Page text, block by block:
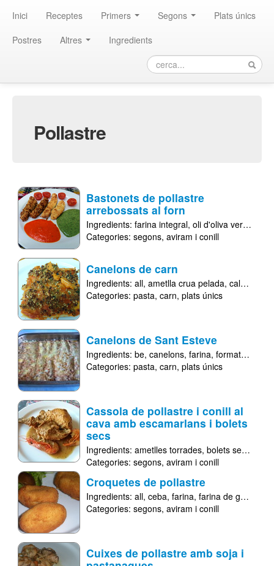
Inici Receptes Primers Segons
Plats únics
Postres
Altres Ingredients
pollastre
Bastonets de pollastre
arrebossats al forn
Ingredients: farina integral oli d'oliva verge extra
Categories: segons aviram i conill
Canelons de carn
Ingredients: all ametlla crua pelada caldo vegetal
Categories: pasta carn plats únics
Canelons de Sant Esteve
Ingredients: be canelons farina formatge emmental
Categories: pasta carn plats únics
Cassola de pollastre i conill al
cava amb escamarlans i bolets
secs
Ingredients: ametlles torrades bolets secs
Categories: segons aviram i conill
Croquetes de pollastre
Ingredients: all ceba farina farina de galeta
Categories: segons aviram i conill
Cuixes de pollastre amb soja i